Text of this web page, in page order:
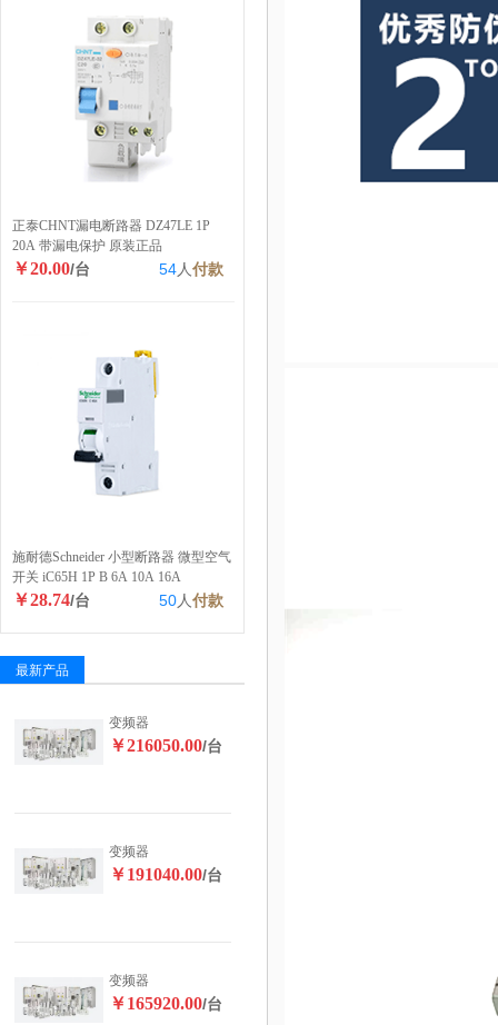
正泰CHNT漏电断路器 DZ47LE 1P
20A 带漏电保护 原装正品
￥20.00/台 54人付款
施耐德Schneider 小型断路器 微型空气
开关 iC65H 1P B 6A 10A 16A
￥28.74/台 50人付款
最新产品
变频器
￥216050.00/台
变频器
￥191040.00/台
变频器
￥165920.00/台